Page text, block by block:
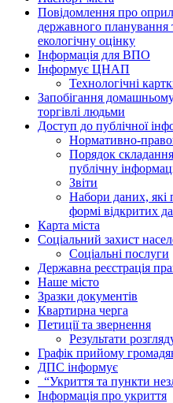
Повідомлення про
державного планування
екологічну оцінку
Інформація для ВПО
Інформує ЦНАП
Технологічні
Запобігання
торгівлі людьми
Доступ до публічної
Нормативно-
Порядок
публічну
Звіти
Набори даних,
формі відкритих
Карта міста
Соціальний захист
Соціальні послуги
Державна реєстрація
Наше місто
Зразки документів
Квартирна черга
Петиції та звернення
Результати
Графік прийому
ДПС інформує
“Укриття та пункти
Інформація про укриття